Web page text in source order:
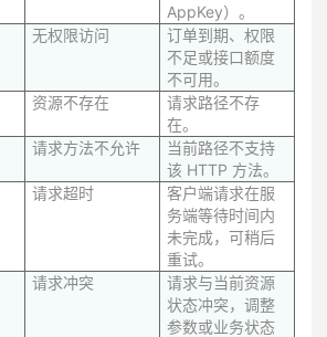
AppKey）。
无权限访问
订单到期、权限
不足或接口额度
不可用。
资源不存在
请求路径不存
在。
请求方法不允许
当前路径不支持
该 HTTP 方法。
请求超时
客户端请求在服
务端等待时间内
未完成，可稍后
重试。
请求冲突
请求与当前资源
状态冲突，调整
参数或业务状态